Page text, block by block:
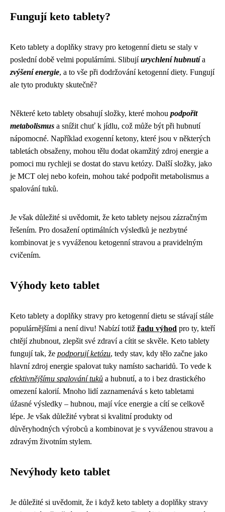
Fungují keto tablety?
Keto tablety a doplňky stravy pro ketogenní dietu se staly v
poslední době velmi populárními. Slibujíurychlení hubnutía
zvýšení energie, a to vše při dodržování ketogenní diety. Fungují
ale tyto produkty skutečně?
Některé keto tablety obsahují složky, které mohou podpořit
metabolismus a snížit chuť k jídlu, což může být při hubnutí
nápomocné. Například exogenní ketony, které jsou v některých
tabletách obsaženy, mohou tělu dodat okamžitý zdroj energie a
pomoci mu rychleji se dostat do stavu ketózy. Další složky, jako
je MCT olej nebo kofein, mohou také podpořit metabolismus a
spalování tuků.
Je však důležité si uvědomit, že keto tablety nejsou zázračným
řešením. Pro dosažení optimálních výsledků je nezbytné
kombinovat je s vyváženou ketogenní stravou a pravidelným
cvičením.
Výhody keto tablet
Keto tablety a doplňky stravy pro ketogenní dietu se stávají stále
populárnějšími a není divu! Nabízí totiž řadu výhod pro ty, kteří
chtějí zhubnout, zlepšit své zdraví a cítit se skvěle. Keto tablety
fungují tak, že podporují ketózu, tedy stav, kdy tělo začne jako
hlavní zdroj energie spalovat tuky namísto sacharidů. To vede k
efektivnějšímu spalování tuků a hubnutí, a to i bez drastického
omezení kalorií. Mnoho lidí zaznamenává s keto tabletami
úžasné výsledky – hubnou, mají více energie a cítí se celkově
lépe. Je však důležité vybrat si kvalitní produkty od
důvěryhodných výrobců a kombinovat je s vyváženou stravou a
zdravým životním stylem.
Nevýhody keto tablet
Je důležité si uvědomit, že i když keto tablety a doplňky stravy